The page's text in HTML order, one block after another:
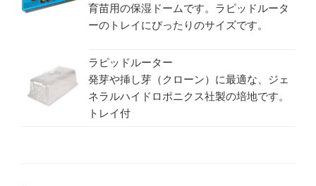
育苗用の保湿ドームです。ラピッドルータ
ーのトレイにぴったりのサイズです。
ラピッドルーター
発芽や挿し芽（クローン）に最適な、ジェ
ネラルハイドロポニクス社製の培地です。
トレイ付